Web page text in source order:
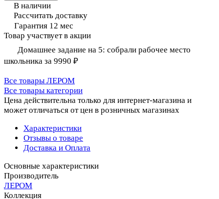
В наличии
Рассчитать доставку
Гарантия 12 мес
Товар участвует в акции
Домашнее задание на 5: собрали рабочее место
школьника за 9990 ₽
Все товары ЛЕРОМ
Все товары категории
Цена действительна только для интернет-магазина и
может отличаться от цен в розничных магазинах
Характеристики
Отзывы о товаре
Доставка и Оплата
Основные характеристики
Производитель
ЛЕРОМ
Коллекция